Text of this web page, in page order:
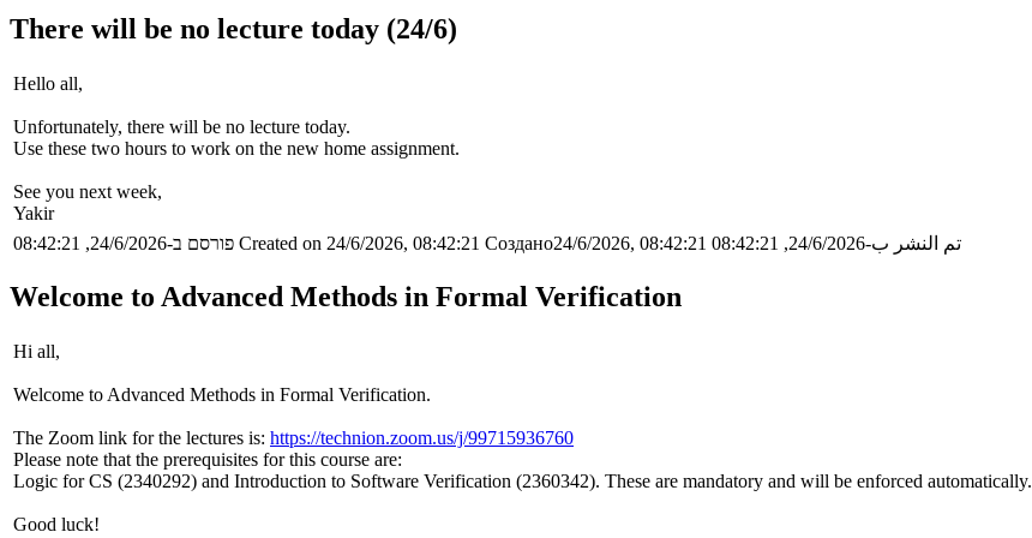
There will be no lecture today (24/6)
Hello all,
Unfortunately, there will be no lecture today.
Use these two hours to work on the new home assignment.
See you next week,
Yakir
פורסם ב-24/6/2026, 08:42:21 Created on 24/6/2026, 08:42:21 Создано24/6/2026, 08:42:21 تم النشر ب-24/6/2026, 08:42:21
Welcome to Advanced Methods in Formal Verification
Hi all,
Welcome to Advanced Methods in Formal Verification.
The Zoom link for the lectures is: https://technion.zoom.us/j/99715936760
Please note that the prerequisites for this course are:
Logic for CS (2340292) and Introduction to Software Verification (2360342). These are mandatory and will be enforced automatically.
Good luck!